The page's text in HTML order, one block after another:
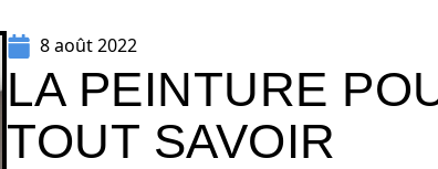
8 août 2022
LA PEINTURE
TOUT SAVOIR